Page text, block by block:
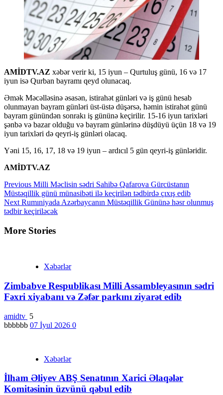
AMİDTV.AZ xəbər verir ki, 15 iyun – Qurtuluş günü, 16 və 17
iyun isə Qurban bayramı qeyd olunacaq.
Əmək Məcəlləsinə əsasən, istirahət günləri və iş günü hesab
olunmayan bayram günləri üst-üstə düşərsə, həmin istirahət günü
bayram günündən sonrakı iş gününə keçirilir. 15-16 iyun tarixləri
şənbə və bazar olduğu və bayram günlərinə düşdüyü üçün 18 və 19
iyun tarixləri də qeyri-iş günləri olacaq.
Yəni 15, 16, 17, 18 və 19 iyun – ardıcıl 5 gün qeyri-iş günləridir.
AMİDTV.AZ
Continue
Reading
Previous Milli Məclisin sədri Sahibə Qafarova Gürcüstanın
Müstəqillik günü münasibəti ilə keçirilən tədbirdə çıxış edib
Next Rumıniyada Azərbaycanın Müstəqillik Gününə həsr olunmuş
tədbir keçiriləcək
More Stories
Xəbərlər
Zimbabve Respublikası Milli Assambleyasının sədri
Fəxri xiyabanı və Zəfər parkını ziyarət edib
amidtv 5
bbbbbb 07 İyul 2026 0
Xəbərlər
İlham Əliyev ABŞ Senatının Xarici Əlaqələr
Komitəsinin üzvünü qəbul edib